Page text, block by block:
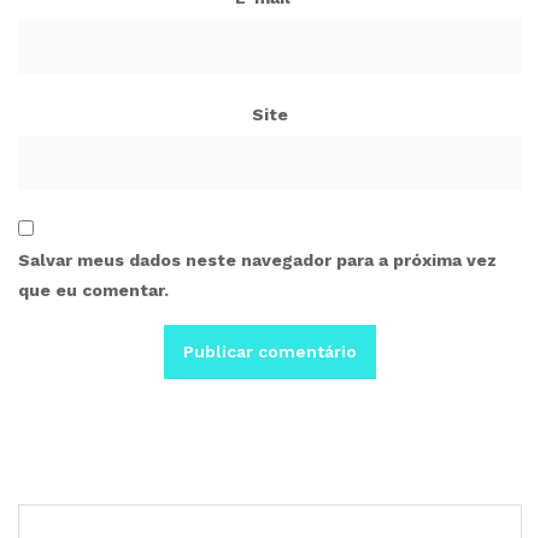
Site
Salvar meus dados neste navegador para a próxima vez
que eu comentar.